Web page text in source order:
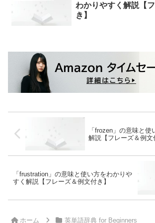
わかりやすく解説【
き】
「frozen」の意味と使
解説【フレーズ＆例文
「frustration」の意味と使い方をわかりや
すく解説【フレーズ＆例文付き】
ホーム 英単語辞典 for Beginners